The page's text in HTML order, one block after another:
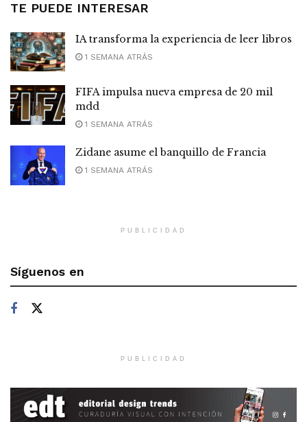
TE PUEDE INTERESAR
IA transforma la experiencia de leer libros
1 SEMANA ATRÁS
FIFA impulsa nueva empresa de 20 mil
mdd
1 SEMANA ATRÁS
Zidane asume el banquillo de Francia
1 SEMANA ATRÁS
PUBLICIDAD
Síguenos en
PUBLICIDAD